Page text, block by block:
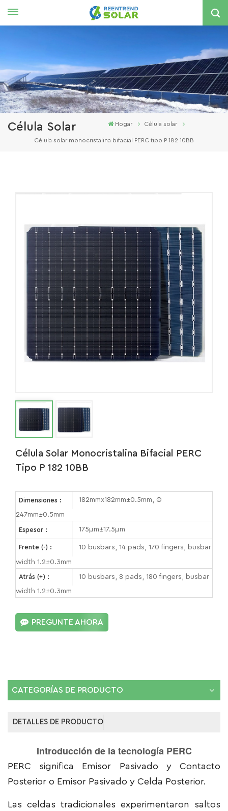
국의
Célula Solar Hogar Célula solar
Célula solar monocristalina bifacial PERC tipo P 182 10BB
Célula Solar Monocristalina Bifacial PERC
Tipo P 182 10BB
Dimensiones : 182mmx182mm±0.5mm, Φ
247mm±0.5mm
Espesor : 175μm±17.5μm
Frente (-) : 10 busbars, 14 pads, 170 fingers, busbar
width 1.2±0.3mm
Atrás (+) : 10 busbars, 8 pads, 180 fingers, busbar
width 1.2±0.3mm
PREGUNTE AHORA
CATEGORÍAS DE PRODUCTO
DETALLES DE PRODUCTO
Introducción de la tecnología PERC
PERC significa Emisor Pasivado y Contacto
Posterior o Emisor Pasivado y Celda Posterior.
Las celdas tradicionales experimentaron saltos